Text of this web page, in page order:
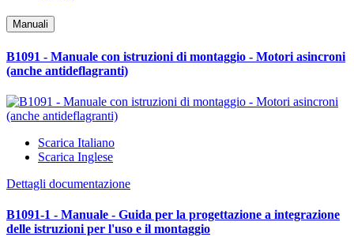
Manuali
B1091 - Manuale con istruzioni di montaggio - Motori asincroni
(anche antideflagranti)
Scarica Italiano
Scarica Inglese
Dettagli documentazione
B1091-1 - Manuale - Guida per la progettazione a integrazione
delle istruzioni per l'uso e il montaggio